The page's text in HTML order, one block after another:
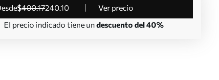
desde$400.17240.10
Ver precio
El precio indicado tiene un descuento del 40%